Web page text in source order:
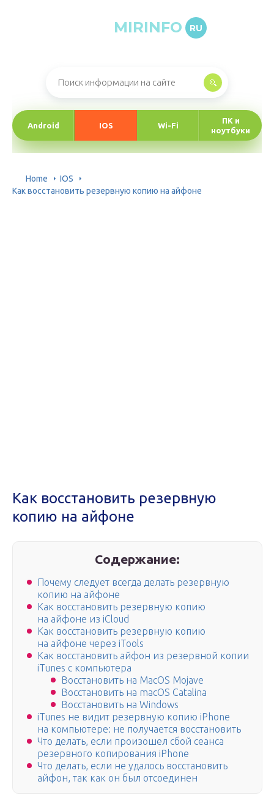
MIRINFO RU
Android IOS Wi-Fi
ПК и
ноутбуки
Home
IOS
Как восстановить резервную копию на айфоне
Как восстановить резервную
копию на айфоне
Содержание:
Почему следует всегда делать резервную
копию на айфоне
Как восстановить резервную копию
на айфоне из iCloud
Как восстановить резервную копию
на айфоне через iTools
Как восстановить айфон из резервной копии
iTunes с компьютера
Восстановить на MacOS Mojave
Восстановить на macOS Catalina
Восстановить на Windows
iTunes не видит резервную копию iPhone
на компьютере: не получается восстановить
Что делать, если произошел сбой сеанса
резервного копирования iPhone
Что делать, если не удалось восстановить
айфон, так как он был отсоединен